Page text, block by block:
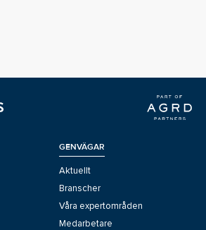
GENVÄGAR
Aktuellt
Branscher
Våra expertområden
Medarbetare